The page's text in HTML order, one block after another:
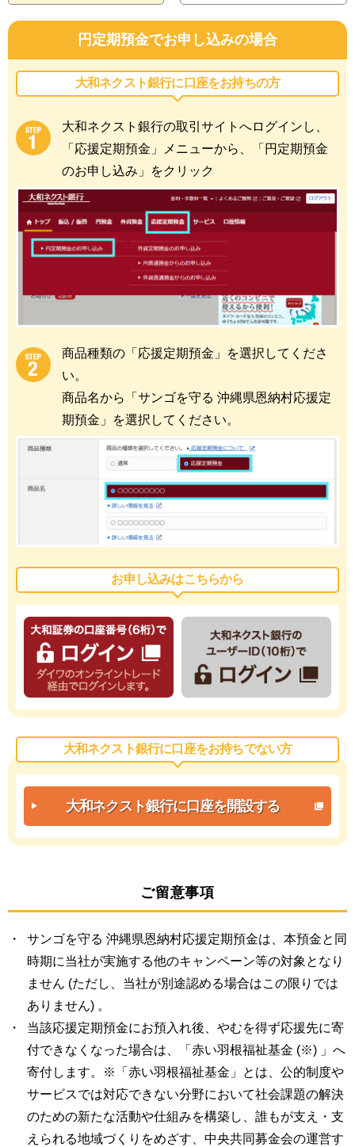
円定期預金でお申し込みの場合
大和ネクスト銀行に 口座をお持ちの方
大和ネクスト銀行の取引サイトへログインし、
「応援定期預金」メニューから、「円定期預金
のお申し込み」をクリック
商品種類の「応援定期預金」を選択してくださ
い。
商品名から「サンゴを守る 沖縄県恩納村応援定
期預金」を選択してください。
お申し込みはこちらから
大和ネクスト銀行に口座をお持ちでない方
大和ネクスト銀行に口座を開設する
ご留意事項
サンゴを守る 沖縄県恩納村応援定期預金は、本預金と同
時期に当社が実施する他のキャンペーン等の対象となり
ません (ただし、当社が別途認める場合はこの限りでは
ありません) 。
当該応援定期預金にお預入れ後、やむを得ず応援先に寄
付できなくなった場合は、「赤い羽根福祉基金 (※) 」へ
寄付します。※「赤い羽根福祉基金」とは、公的制度や
サービスでは対応できない分野において社会課題の解決
のための新たな活動や仕組みを構築し、誰もが支え・支
えられる地域づくりをめざす、中央共同募金会の運営す